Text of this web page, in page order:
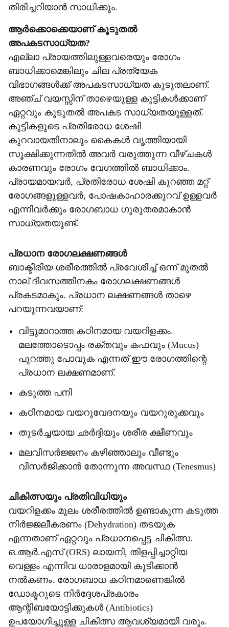
തിരിച്ചറിയാൻ സാധിക്കും.
ആർക്കൊക്കെയാണ് കൂടുതൽ
അപകടസാധ്യത?
എല്ലാ പ്രായത്തിലുള്ളവരെയും രോഗം
ബാധിക്കാമെങ്കിലും ചില പ്രത്യേക
വിഭാഗങ്ങൾക്ക് അപകടസാധ്യത കൂടുതലാണ്.
അഞ്ച് വയസ്സിന് താഴെയുള്ള കുട്ടികൾക്കാണ്
ഏറ്റവും കൂടുതൽ അപകട സാധ്യതയുള്ളത്.
കുട്ടികളുടെ പ്രതിരോധ ശേഷി
കുറവായതിനാലും കൈകൾ വൃത്തിയായി
സൂക്ഷിക്കുന്നതിൽ അവർ വരുത്തുന്ന വീഴ്ചകൾ
കാരണവും രോഗം വേഗത്തിൽ ബാധിക്കാം.
പ്രായമായവർ, പ്രതിരോധ ശേഷി കുറഞ്ഞ മറ്റ്
രോഗങ്ങളുള്ളവർ, പോഷകാഹാരക്കുറവ് ഉള്ളവർ
എന്നിവർക്കും രോഗബാധ ഗുരുതരമാകാൻ
സാധ്യതയുണ്ട്.
പ്രധാന രോഗലക്ഷണങ്ങൾ
ബാക്ടീരിയ ശരീരത്തിൽ പ്രവേശിച്ച് ഒന്ന് മുതൽ
നാല് ദിവസത്തിനകം രോഗലക്ഷണങ്ങൾ
പ്രകടമാകും. പ്രധാന ലക്ഷണങ്ങൾ താഴെ
പറയുന്നവയാണ്:
വിട്ടുമാറാത്ത കഠിനമായ വയറിളക്കം.
മലത്തോടൊപ്പം രക്തവും കഫവും (Mucus)
പുറത്തു പോവുക എന്നത് ഈ രോഗത്തിന്റെ
പ്രധാന ലക്ഷണമാണ്.
കടുത്ത പനി
കഠിനമായ വയറുവേദനയും വയറുരുക്കവും
തുടർച്ചയായ ഛർദ്ദിയും ശരീര ക്ഷീണവും
മലവിസർജ്ജനം കഴിഞ്ഞാലും വീണ്ടും
വിസർജിക്കാൻ തോന്നുന്ന അവസ്ഥ (Tenesmus)
ചികിത്സയും പ്രതിവിധിയും
വയറിളക്കം മൂലം ശരീരത്തിൽ ഉണ്ടാകുന്ന കടുത്ത
നിർജ്ജലീകരണം (Dehydration) തടയുക
എന്നതാണ് ഏറ്റവും പ്രധാനപ്പെട്ട ചികിത്സ.
ഒ.ആർ.എസ് (ORS) ലായനി, തിളപ്പിച്ചാറ്റിയ
വെള്ളം എന്നിവ ധാരാളമായി കുടിക്കാൻ
നൽകണം. രോഗബാധ കഠിനമാണെങ്കിൽ
ഡോക്ടറുടെ നിർദ്ദേശപ്രകാരം
ആന്റിബയോട്ടിക്കുകൾ (Antibiotics)
ഉപയോഗിച്ചുള്ള ചികിത്സ ആവശ്യമായി വരും.